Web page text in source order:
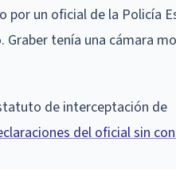
por un oficial de la Policía
tenía una cámara
de interceptación de
del oficial sin